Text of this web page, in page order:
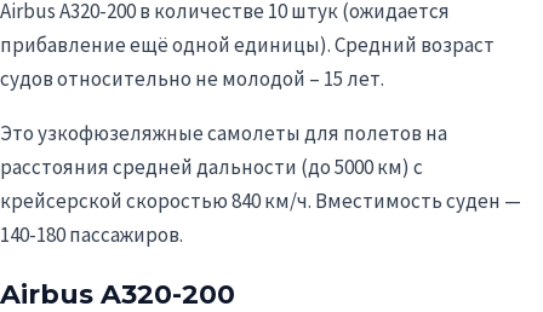
Airbus A320-200 в количестве 10 штук (ожидается
прибавление ещё одной единицы). Средний возраст
судов относительно не молодой – 15 лет.
Это узкофюзеляжные самолеты для полетов на
расстояния средней дальности (до 5000 км) c
крейсерской скоростью 840 км/ч. Вместимость суден —
140-180 пассажиров.
Airbus A320-200